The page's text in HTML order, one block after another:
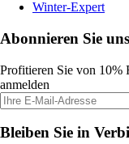
Winter-Expert
Abonnieren Sie
Profitieren Sie von 10%
anmelden
Bleiben Sie in